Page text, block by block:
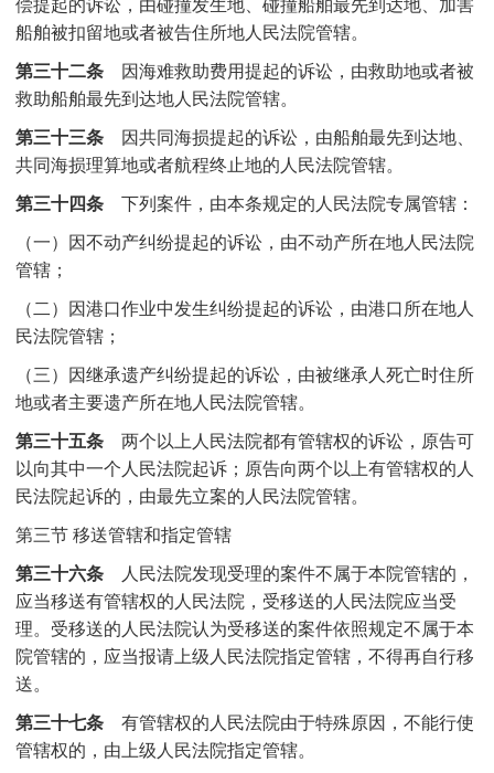
船舶被扣留地或者被告住所地人民法院管辖。
第三十二条 因海难救助费用提起的诉讼，由救助地或者被
救助船舶最先到达地人民法院管辖。
第三十三条 因共同海损提起的诉讼，由船舶最先到达地、
共同海损理算地或者航程终止地的人民法院管辖。
第三十四条下列案件，由本条规定的人民法院专属管辖：
（一）因不动产纠纷提起的诉讼，由不动产所在地人民法院
管辖；
（二）因港口作业中发生纠纷提起的诉讼，由港口所在地人
民法院管辖；
（三）因继承遗产纠纷提起的诉讼，由被继承人死亡时住所
地或者主要遗产所在地人民法院管辖。
第三十五条两个以上人民法院都有管辖权的诉讼，原告可
以向其中一个人民法院起诉；原告向两个以上有管辖权的人
民法院起诉的，由最先立案的人民法院管辖。
第三节 移送管辖和指定管辖
第三十六条 人民法院发现受理的案件不属于本院管辖的，
应当移送有管辖权的人民法院，受移送的人民法院应当受
理。受移送的人民法院认为受移送的案件依照规定不属于本
院管辖的，应当报请上级人民法院指定管辖，不得再自行移
送。
第三十七条有管辖权的人民法院由于特殊原因，不能行使
管辖权的，由上级人民法院指定管辖。